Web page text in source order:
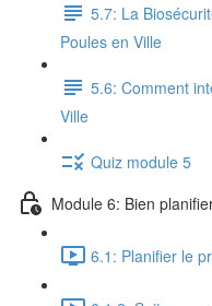
5.7: La
Poules en Ville
5.6: Comment
Ville
Quiz module 5
Module 6: Bien
6.1: Planifier le